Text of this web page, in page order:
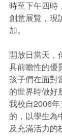
時至下午四時
創意展覽，現
加。
開放日當天，
具前瞻性的優
孩子們在面對
的世界時做好
我校自2006
的，以學生為
及充滿活力的